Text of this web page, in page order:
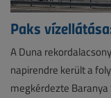
Paks
A Duna
napirendre került a
megkérdezte